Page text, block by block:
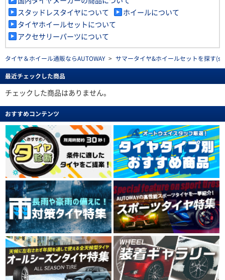
スタッドレスタイヤについて
ホイールについて
タイヤホイールセットについて
アクセサリーパーツについて
タイヤ＆ホイール通販ならAUTOWAY > サマータイヤ&ホイールセットを探す
最近チェックした商品
チェックした商品はありません。
おすすめコンテンツ